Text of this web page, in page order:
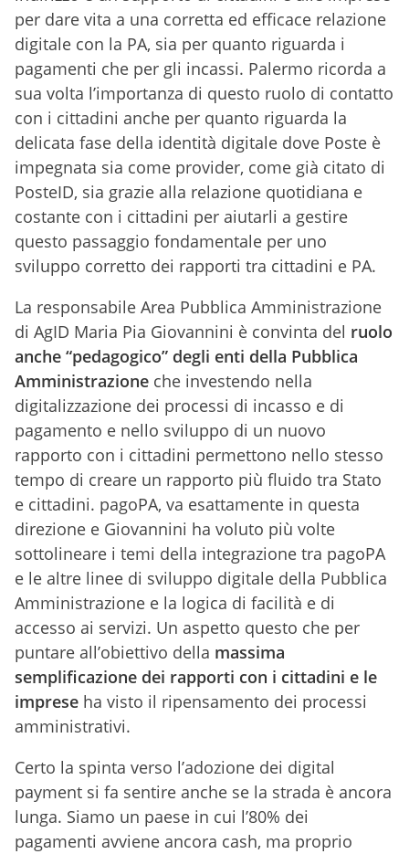
per dare vita a una corretta ed efficace relazione
digitale con la PA, sia per quanto riguarda i
pagamenti che per gli incassi. Palermo ricorda a
sua volta l’importanza di questo ruolo di contatto
con i cittadini anche per quanto riguarda la
delicata fase della identità digitale dove Poste è
impegnata sia come provider, come già citato di
PosteID, sia grazie alla relazione quotidiana e
costante con i cittadini per aiutarli a gestire
questo passaggio fondamentale per uno
sviluppo corretto dei rapporti tra cittadini e PA.
La responsabile Area Pubblica Amministrazione
di AgID Maria Pia Giovannini è convinta del ruolo
anche “pedagogico” degli enti della Pubblica
Amministrazione che investendo nella
digitalizzazione dei processi di incasso e di
pagamento e nello sviluppo di un nuovo
rapporto con i cittadini permettono nello stesso
tempo di creare un rapporto più fluido tra Stato
e cittadini. pagoPA, va esattamente in questa
direzione e Giovannini ha voluto più volte
sottolineare i temi della integrazione tra pagoPA
e le altre linee di sviluppo digitale della Pubblica
Amministrazione e la logica di facilità e di
accesso ai servizi. Un aspetto questo che per
puntare all’obiettivo della massima
semplificazione dei rapporti con i cittadini e le
imprese ha visto il ripensamento dei processi
amministrativi.
Certo la spinta verso l’adozione dei digital
payment si fa sentire anche se la strada è ancora
lunga. Siamo un paese in cui l’80% dei
pagamenti avviene ancora cash, ma proprio